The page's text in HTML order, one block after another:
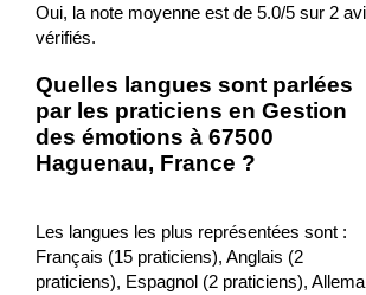
Oui, la note moyenne est de 5.0/5 sur 2
vérifiés.
Quelles langues sont parlées
par les praticiens en Gestion
des émotions à 67500
Haguenau, France ?
Les langues les plus représentées sont :
Français (15 praticiens), Anglais (2
praticiens), Espagnol (2 praticiens),